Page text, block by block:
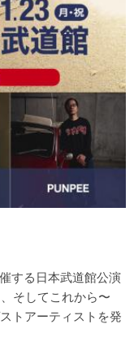
する日本武道館公演
そしてこれから〜
トアーティストを発